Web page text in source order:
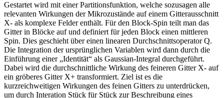
Gestartet wird mit einer Partitionsfunktion, welche sozusagen alle
relevanten Wirkungen der Mikrozustände auf einem Gitterausschnitt
X- als komplexe Felder enthält. Für den Block-Spin teilt man das
Gitter in Blöcke auf und definiert für jeden Block einen mittleren
Spin. Dies geschieht über einen linearen Durchschnittsoperator Q.
Die Integration der ursprünglichen Variablen wird dann durch die
Einführung einer „Identität“ als Gaussian-Integral durchgeführt.
Dabei wird die durchschnittliche Wirkung des feineren Gitter X- auf
ein gröberes Gitter X+ transformiert. Ziel ist es die
kurzreichweitigen Wirkungen des feinen Gitters zu unterdrücken,
um durch Interation Stück für Stück zur Beschreibung eines